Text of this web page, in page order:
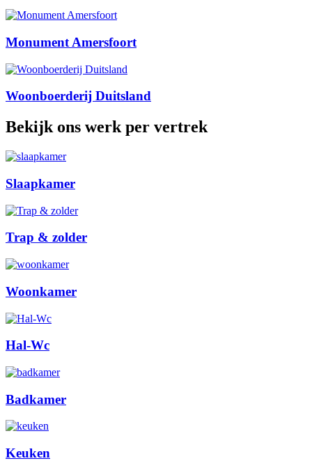
Monument Amersfoort
Woonboerderij Duitsland
Bekijk ons werk per vertrek
Slaapkamer
Trap & zolder
Woonkamer
Hal-Wc
Badkamer
Keuken